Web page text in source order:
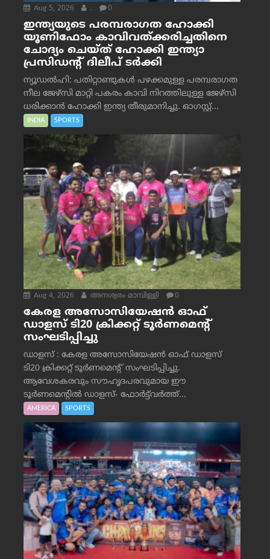
Aug 5, 2026 . 0
ഇന്ത്യയുടെ പരമ്പരാഗത ഹോക്കി
യൂണിഫോം കാവിവത്ക്കരിച്ചതിനെ
ചോദ്യം ചെയ്ത് ഹോക്കി ഇന്ത്യാ
പ്രസിഡന്റ് ദിലീപ് ടര്‍ക്കി
ന്യൂഡൽഹി: പതിറ്റാണ്ടുകൾ പഴക്കമുള്ള പരമ്പരാഗത
നീല ജേഴ്‌സി മാറ്റി പകരം കാവി നിറത്തിലുള്ള ജേഴ്‌സി
ധരിക്കാൻ ഹോക്കി ഇന്ത്യ തീരുമാനിച്ചു. ഓഗസ്റ്റ്...
INDIA SPORTS
Aug 4, 2026 അനശ്വരം മാമ്പിള്ളി 0
കേരള അസോസിയേഷൻ ഓഫ്
ഡാളസ് ടി20 ക്രിക്കറ്റ് ടൂർണമെന്റ്
സംഘടിപ്പിച്ചു
ഡാളസ് : കേരള അസോസിയേഷൻ ഓഫ് ഡാളസ്
ടി20 ക്രിക്കറ്റ് ടൂർണമെന്റ് സംഘടിപ്പിച്ചു.
ആവേശകരവും സൗഹൃദപരവുമായ ഈ
ടൂർണമെന്റിൽ ഡാളസ്- ഫോർട്ട്‌വര്‍ത്ത്...
AMERICA SPORTS